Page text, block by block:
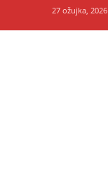
27 ožujka, 2026